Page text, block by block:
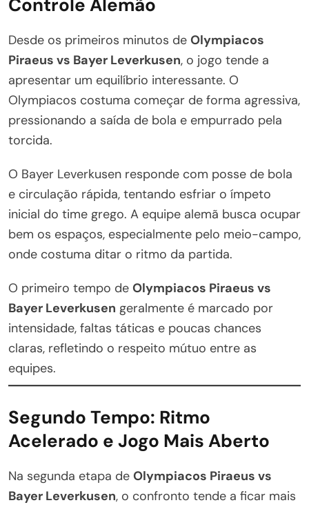
Desde os primeiros minutos de Olympiacos
Piraeus vs Bayer Leverkusen, o jogo tende a
apresentar um equilíbrio interessante. O
Olympiacos costuma começar de forma agressiva,
pressionando a saída de bola e empurrado pela
torcida.
O Bayer Leverkusen responde com posse de bola
e circulação rápida, tentando esfriar o ímpeto
inicial do time grego. A equipe alemã busca ocupar
bem os espaços, especialmente pelo meio-campo,
onde costuma ditar o ritmo da partida.
O primeiro tempo de Olympiacos Piraeus vs
Bayer Leverkusen geralmente é marcado por
intensidade, faltas táticas e poucas chances
claras, refletindo o respeito mútuo entre as
equipes.
Segundo Tempo: Ritmo
Acelerado e Jogo Mais Aberto
Na segunda etapa de Olympiacos Piraeus vs
Bayer Leverkusen, o confronto tende a ficar mais